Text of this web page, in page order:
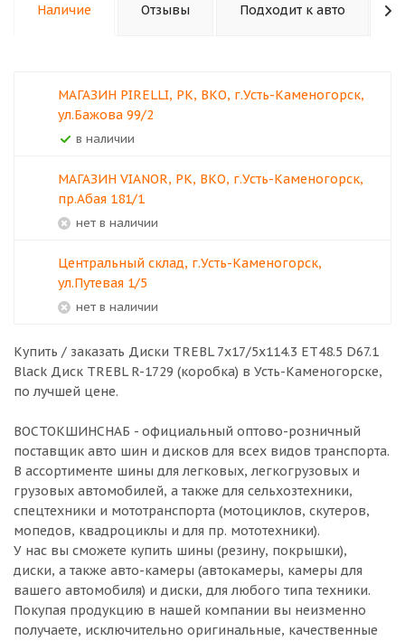
Наличие Отзывы Подходит к авто
МАГАЗИН PIRELLI, РК, ВКО, г.Усть-Каменогорск,
ул.Бажова 99/2
В наличии
МАГАЗИН VIANOR, РК, ВКО, г.Усть-Каменогорск,
пр.Абая 181/1
Нет в наличии
Центральный склад, г.Усть-Каменогорск,
ул.Путевая 1/5
Нет в наличии
Купить / заказать Диски TREBL 7x17/5x114.3 ET48.5 D67.1
Black Диск TREBL R-1729 (коробка) в Усть-Каменогорске,
по лучшей цене.
ВОСТОКШИНСНАБ - официальный оптово-розничный
поставщик авто шин и дисков для всех видов транспорта.
В ассортименте шины для легковых, легкогрузовых и
грузовых автомобилей, а также для сельхозтехники,
спецтехники и мототранспорта (мотоциклов, скутеров,
мопедов, квадроциклы и для пр. мототехники).
У нас вы сможете купить шины (резину, покрышки),
диски, а также авто-камеры (автокамеры, камеры для
вашего автомобиля) и диски, для любого типа техники.
Покупая продукцию в нашей компании вы неизменно
получаете, исключительно оригинальные, качественные